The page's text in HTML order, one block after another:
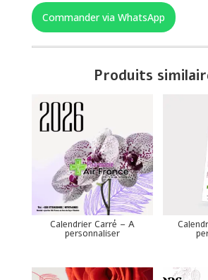
Commander via WhatsApp
Produits
Calendrier Carré – A
personnaliser